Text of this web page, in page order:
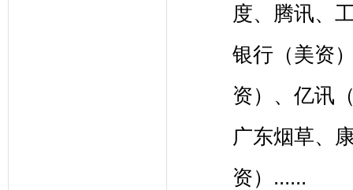
度、腾讯、
银行（美资
资）、亿讯
广东烟草、
资）......